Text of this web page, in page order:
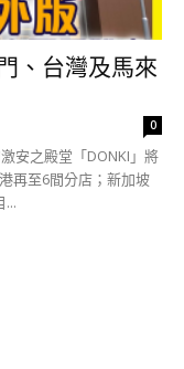
、台灣及馬來
0
安之殿堂「DONKI」將
再至6間分店；新加坡
...